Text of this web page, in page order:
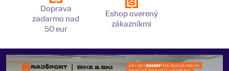
Doprava
zadarmo nad
50 eur
Eshop overený
zákazníkmi